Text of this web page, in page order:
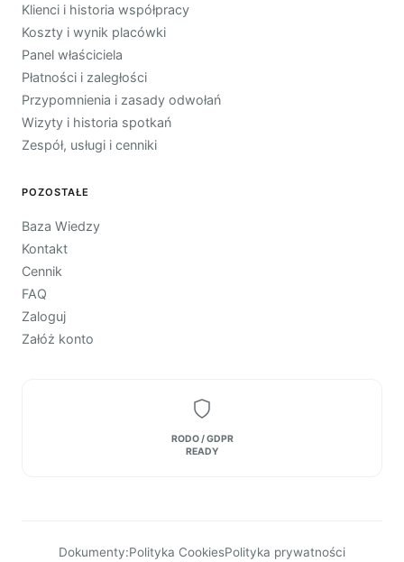
Klienci i historia współpracy
Koszty i wynik placówki
Panel właściciela
Płatności i zaległości
Przypomnienia i zasady odwołań
Wizyty i historia spotkań
Zespół, usługi i cenniki
POZOSTAŁE
Baza Wiedzy
Kontakt
Cennik
FAQ
Zaloguj
Załóż konto
RODO / GDPR
READY
Dokumenty:Polityka CookiesPolityka prywatności